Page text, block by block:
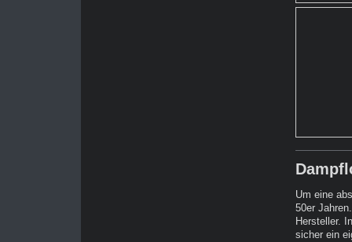
Um eine
50er
Hersteller.
sicher ein